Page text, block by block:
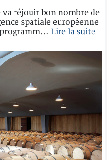
réjouir bon nombre de
spatiale européenne
programm... Lire la suite